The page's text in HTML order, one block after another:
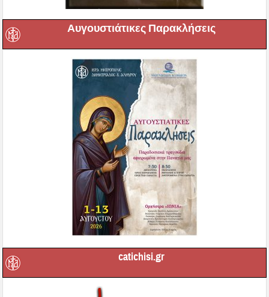
Αυγουστιάτικες Παρακλήσεις
catichisi.gr